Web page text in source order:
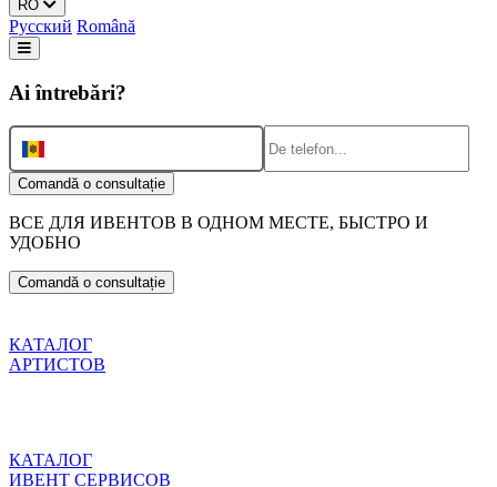
RO
Русский Română
Ai întrebări?
Comandă o consultație
ВСЕ ДЛЯ ИВЕНТОВ В ОДНОМ МЕСТЕ, БЫСТРО И
УДОБНО
Comandă o consultație
КАТАЛОГ
АРТИСТОВ
КАТАЛОГ
ИВЕНТ СЕРВИСОВ